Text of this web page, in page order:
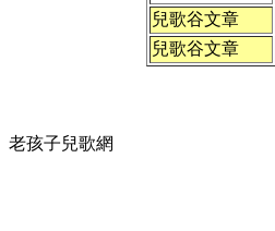
兒歌谷文章
兒歌谷文章
老孩子兒歌網